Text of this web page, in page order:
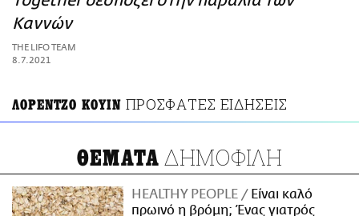
ΑΜΠΑ
PRINT
Καννών
THE LIFO TEAM
8.7.2021
ΛΟΡΕΝΤΖΟ ΚΟΥΙΝ ΠΡΟΣΦΑΤΕΣ ΕΙΔΗΣΕΙΣ
ΘΕΜΑΤΑ ΔΗΜΟΦΙΛΗ
HEALTHY PEOPLE
Είναι καλό
πρωινό η βρόμη; Ένας γιατρός